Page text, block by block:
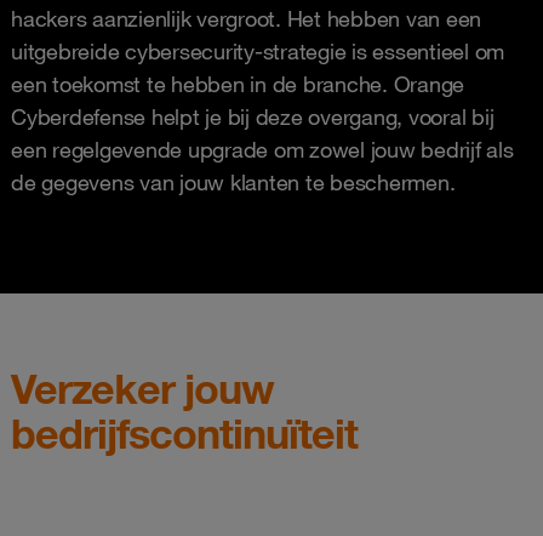
hackers aanzienlijk vergroot. Het hebben van een
uitgebreide cybersecurity-strategie is essentieel om
een toekomst te hebben in de branche. Orange
Cyberdefense helpt je bij deze overgang, vooral bij
een regelgevende upgrade om zowel jouw bedrijf als
de gegevens van jouw klanten te beschermen.
Verzeker jouw
bedrijfscontinuïteit